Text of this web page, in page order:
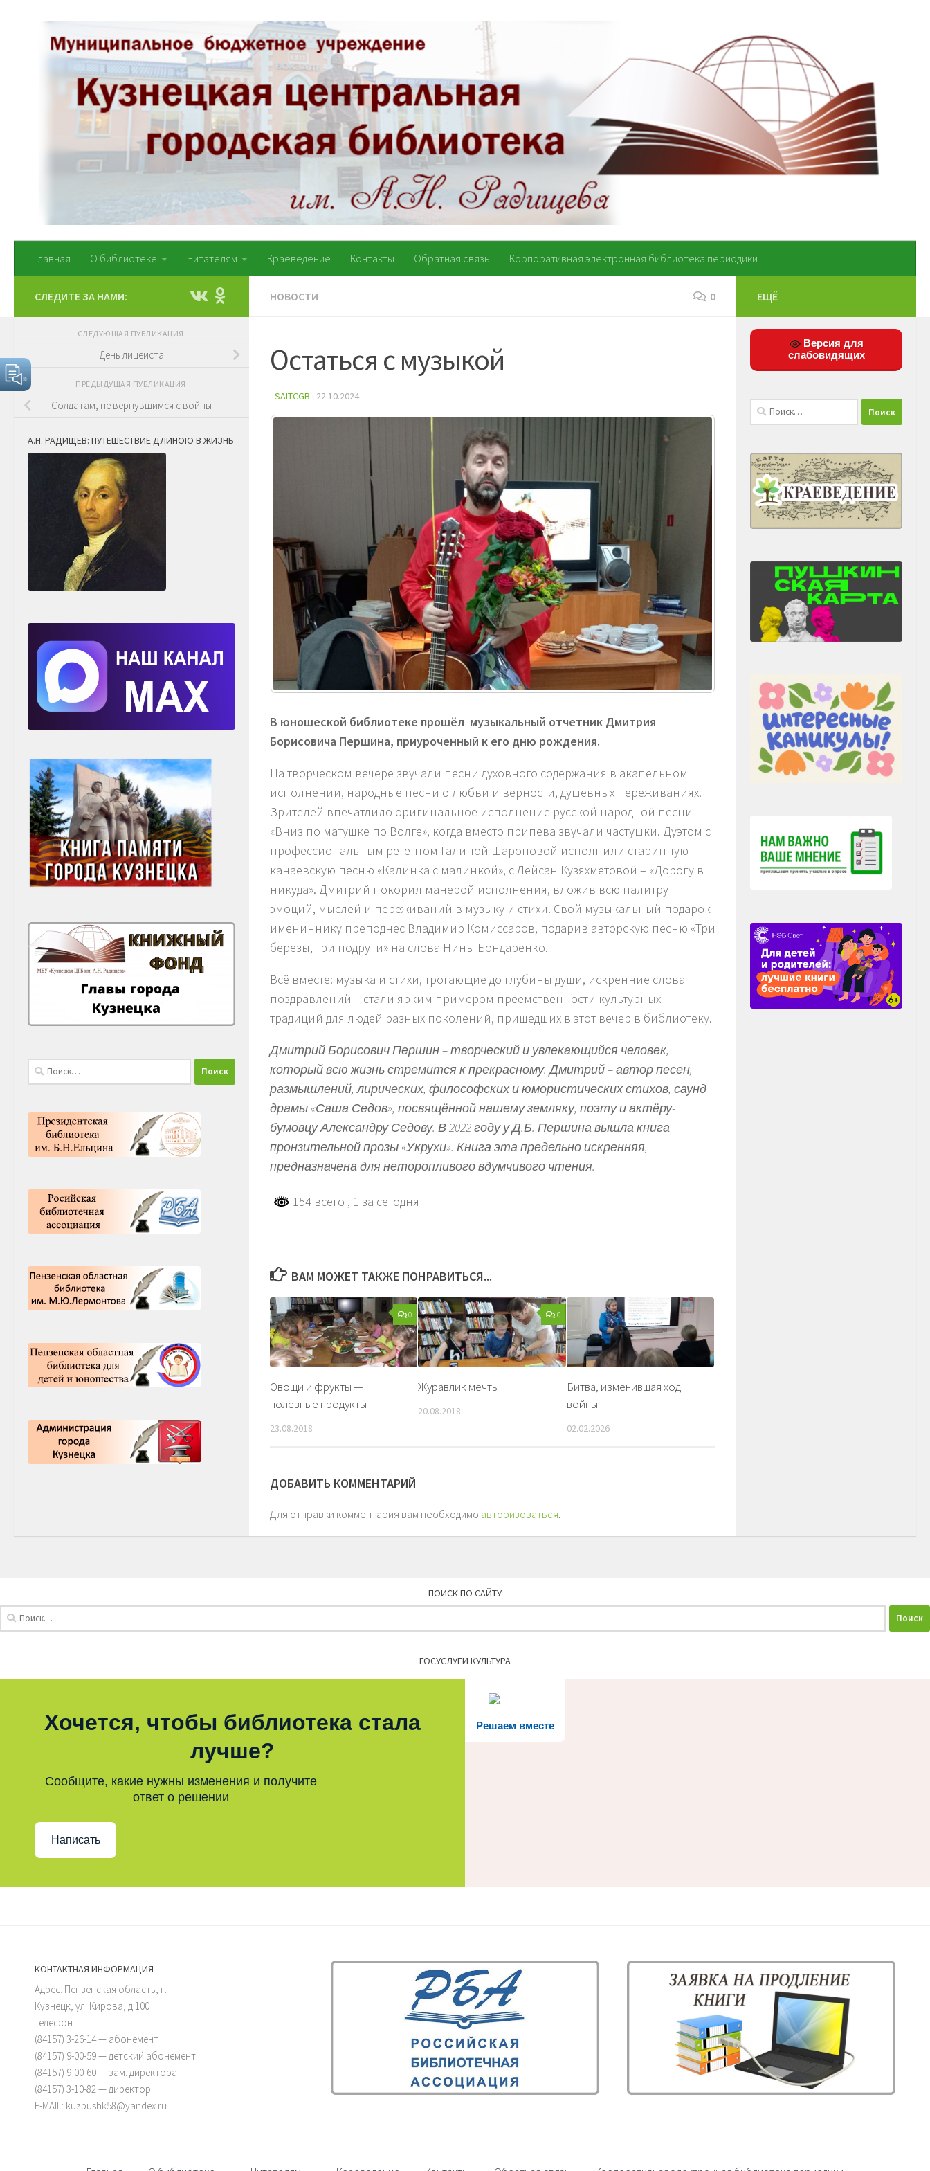
Перейти к содержимому
Главная О библиотеке Читателям Краеведение Контакты Обратная связь Корпоративная электронная библиотека периодики
НОВОСТИ 0
Остаться с музыкой
-SAITCGB · 22.10.2024
В юношеской библиотеке прошёл музыкальный отчетник Дмитрия
Борисовича Першина, приуроченный к его дню рождения.
На творческом вечере звучали песни духовного содержания в акапельном
исполнении, народные песни о любви и верности, душевных переживаниях.
Зрителей впечатлило оригинальное исполнение русской народной песни
«Вниз по матушке по Волге», когда вместо припева звучали частушки. Дуэтом с
профессиональным регентом Галиной Шароновой исполнили старинную
канаевскую песню «Калинка с малинкой», с Лейсан Кузяхметовой – «Дорогу в
никуда». Дмитрий покорил манерой исполнения, вложив всю палитру
эмоций, мыслей и переживаний в музыку и стихи. Свой музыкальный подарок
имениннику преподнес Владимир Комиссаров, подарив авторскую песню «Три
березы, три подруги» на слова Нины Бондаренко.
Всё вместе: музыка и стихи, трогающие до глубины души, искренние слова
поздравлений – стали ярким примером преемственности культурных
традиций для людей разных поколений, пришедших в этот вечер в библиотеку.
Дмитрий Борисович Першин – творческий и увлекающийся человек,
который всю жизнь стремится к прекрасному. Дмитрий – автор песен,
размышлений, лирических, философских и юмористических стихов, саунд-
драмы «Саша Седов», посвящённой нашему земляку, поэту и актёру-
бумовцу Александру Седову. В 2022 году у Д.Б. Першина вышла книга
пронзительной прозы «Укрухи». Книга эта предельно искренняя,
предназначена для неторопливого вдумчивого чтения.
154 всего , 1 за сегодня
ВАМ МОЖЕТ ТАКЖЕ ПОНРАВИТЬСЯ...
0
Овощи и фрукты —
полезные продукты
23.08.2018
0
Журавлик мечты
20.08.2018
Битва, изменившая ход
войны
02.02.2026
ДОБАВИТЬ КОММЕНТАРИЙ
Для отправки комментария вам необходимо авторизоваться
СЛЕДИТЕ ЗА НАМИ:
СЛЕДУЮЩАЯ ПУБЛИКАЦИЯ
День лицеиста
ПРЕДЫДУЩАЯ ПУБЛИКАЦИЯ
Солдатам, не вернувшимся с войны
А.Н. РАДИЩЕВ: ПУТЕШЕСТВИЕ ДЛИНОЮ В ЖИЗНЬ
Найти:
ЕЩЁ
Версия для
слабовидящих
Найти:
ПОИСК ПО САЙТУ
ГОСУСЛУГИ КУЛЬТУРА
Решаем вместе
Хочется, чтобы библиотека стала
лучше?
Сообщите, какие нужны изменения и получите
ответ о решении
Написать
КОНТАКТНАЯ ИНФОРМАЦИЯ
Адрес: Пензенская область, г.
Кузнецк, ул. Кирова, д.100
Телефон:
(84157) 3-26-14 — абонемент
(84157) 9-00-59 — детский абонемент
(84157) 9-00-60 — зам. директора
(84157) 3-10-82 — директор
E-MAIL: kuzpushk58@yandex.ru